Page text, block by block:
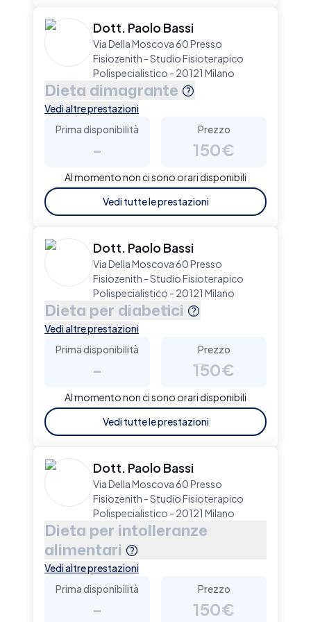
Dott. Paolo Bassi
Via Della Moscova 60 Presso
Fisiozenith - Studio Fisioterapico
Polispecialistico - 20121 Milano
Dieta dimagrante
Vedi altre prestazioni
Prima disponibilità
-
Prezzo
150€
Al momento non ci sono orari disponibili
Vedi tutte le prestazioni
Dott. Paolo Bassi
Via Della Moscova 60 Presso
Fisiozenith - Studio Fisioterapico
Polispecialistico - 20121 Milano
Dieta per diabetici
Vedi altre prestazioni
Prima disponibilità
-
Prezzo
150€
Al momento non ci sono orari disponibili
Vedi tutte le prestazioni
Dott. Paolo Bassi
Via Della Moscova 60 Presso
Fisiozenith - Studio Fisioterapico
Polispecialistico - 20121 Milano
Dieta per intolleranze
alimentari
Vedi altre prestazioni
Prima disponibilità
-
Prezzo
150€